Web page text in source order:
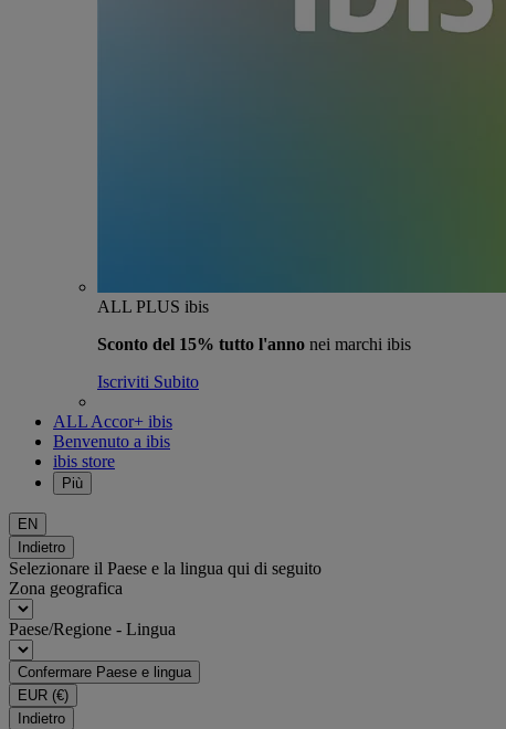
ALL PLUS ibis
Sconto del 15% tutto l'anno nei marchi ibis
Iscriviti Subito
ALL Accor+ ibis
Benvenuto a ibis
ibis store
Più
EN
Indietro
Selezionare il Paese e la lingua qui di seguito
Zona geografica
Paese/Regione - Lingua
Confermare Paese e lingua
EUR (€)
Indietro